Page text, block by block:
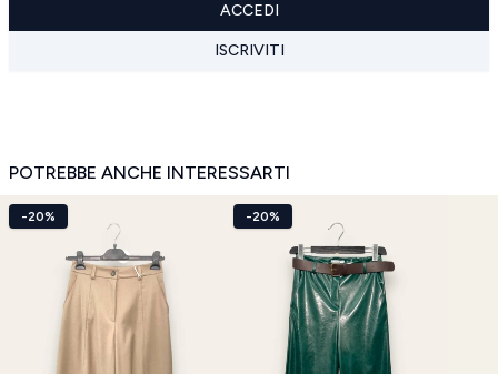
ACCEDI
ISCRIVITI
POTREBBE ANCHE INTERESSARTI
-20% -20%